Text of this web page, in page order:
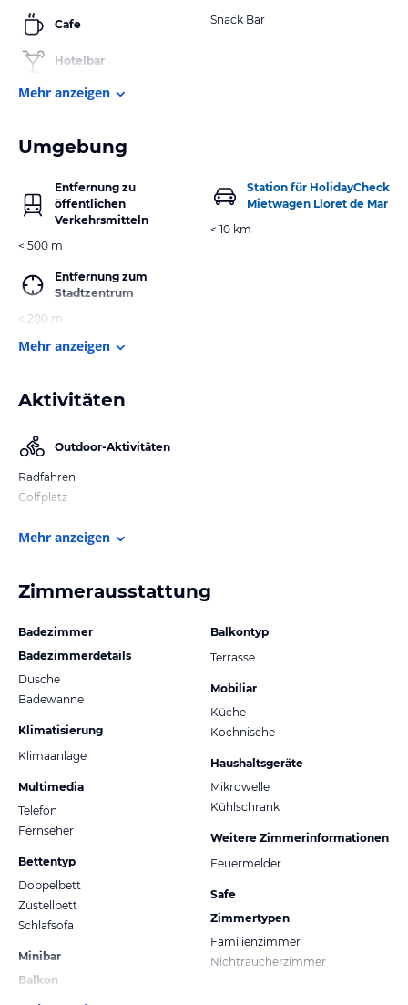
Cafe
Hotelbar
Snack Bar
Mehr anzeigen
Umgebung
Entfernung zu
öffentlichen
Verkehrsmitteln
< 500 m
Entfernung zum
Stadtzentrum
< 200 m
Station für HolidayCheck
Mietwagen Lloret de Mar
< 10 km
Mehr anzeigen
Aktivitäten
Outdoor-Aktivitäten
Radfahren
Golfplatz
Mehr anzeigen
Zimmerausstattung
Badezimmer
Badezimmerdetails
Dusche
Badewanne
Klimatisierung
Klimaanlage
Multimedia
Telefon
Fernseher
Bettentyp
Doppelbett
Zustellbett
Schlafsofa
Minibar
Balkon
Balkontyp
Terrasse
Mobiliar
Küche
Kochnische
Haushaltsgeräte
Mikrowelle
Kühlschrank
Weitere Zimmerinformationen
Feuermelder
Safe
Zimmertypen
Familienzimmer
Nichtraucherzimmer